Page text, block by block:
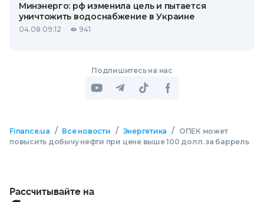
Минэнерго: рф изменила цель и пытается
уничтожить водоснабжение в Украине
04.08 09:12 941
Подпишитесь на нас
Finance.ua / Все новости / Энергетика /
ОПЕК может
повысить добычу нефти при цене выше 100 долл. за баррель
Рассчитывайте на